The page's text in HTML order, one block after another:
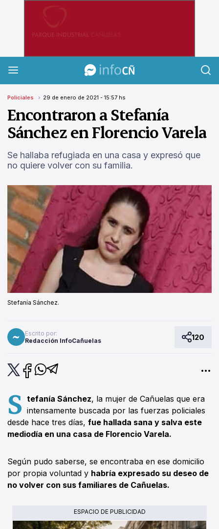
Policiales 29 de enero de 2021 - 15:57 hs
Encontraron a Stefanía
Sánchez en Florencio Varela
Se hallaba refugiada en una casa y expresó que
no quiere volver con su familia.
Stefanía Sánchez.
Escrito por:
Redacción InfoCañuelas
120
S tefanía Sánchez, la mujer de Cañuelas que era
intensamente buscada por las fuerzas policiales
desde hace tres días, fue hallada sana y salva este
mediodía en una casa de Florencio Varela.
Según pudo saberse, se encontraba en ese domicilio
por propia voluntad y habría expresado su deseo de
no volver con sus familiares de Cañuelas.
ESPACIO DE PUBLICIDAD